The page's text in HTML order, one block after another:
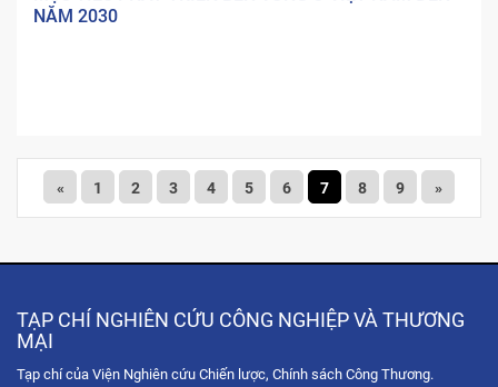
NĂM 2030
« 1 2 3 4 5 6 7 8 9 »
TẠP CHÍ NGHIÊN CỨU CÔNG NGHIỆP VÀ THƯƠNG
MẠI
Tạp chí của Viện Nghiên cứu Chiến lược, Chính sách Công Thương.